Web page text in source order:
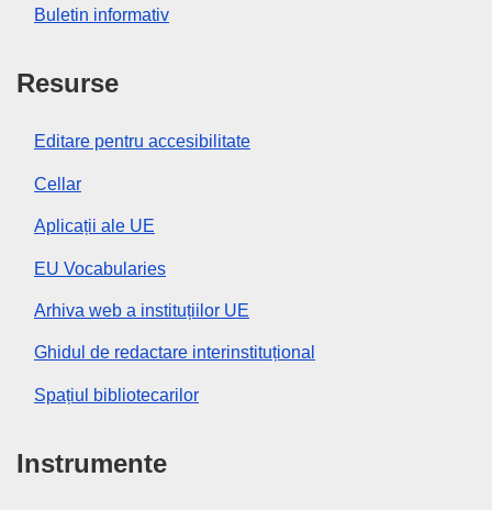
Buletin informativ
Resurse
Editare pentru accesibilitate
Cellar
Aplicații ale UE
EU Vocabularies
Arhiva web a instituțiilor UE
Ghidul de redactare interinstituțional
Spațiul bibliotecarilor
Instrumente